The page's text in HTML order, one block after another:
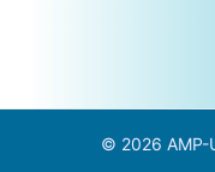
© 2026 AMP-